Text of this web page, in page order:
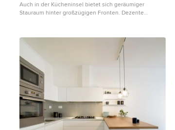
Auch in der Kücheninsel bietet sich geräumiger
Stauraum hinter großzügigen Fronten. Dezente
zugleich Akzente in der Frontgestaltung einbindet. Von
oben sorgen drei unauffällige Strahler für ausreichende
Beleuchtung am Abend.